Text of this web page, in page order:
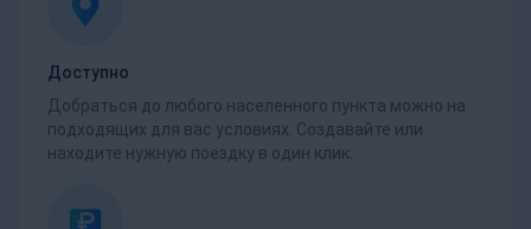
Доступно
Добраться до любого населенного пункта можно на
подходящих для вас условиях. Создавайте или
находите нужную поездку в один клик.